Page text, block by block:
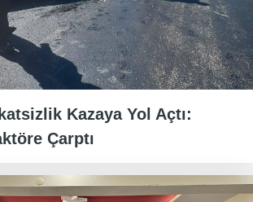
Kazaya Yol Açtı:
Çarptı